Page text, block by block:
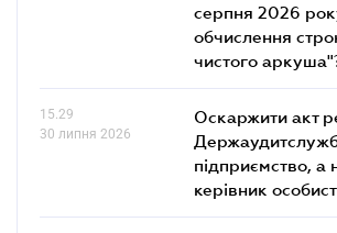
серпня 2026
обчислення
чистого
15.29
30 липня 2026
Оскаржити акт
підприємство, а
керівник